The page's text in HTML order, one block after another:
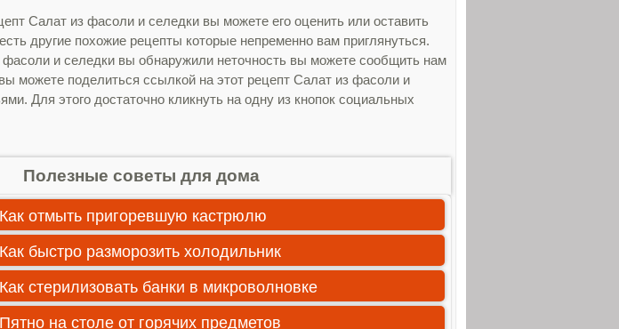
Салат из фасоли и селедки вы можете его оценить или оставить
другие похожие рецепты которые непременно вам приглянуться.
и селедки вы обнаружили неточность вы можете сообщить нам
можете поделиться ссылкой на этот рецепт Салат из фасоли и
Для этого достаточно кликнуть на одну из кнопок социальных
Полезные советы для дома
Как отмыть пригоревшую кастрюлю
Как быстро разморозить холодильник
Как стерилизовать банки в микроволновке
Пятно на столе от горячих предметов